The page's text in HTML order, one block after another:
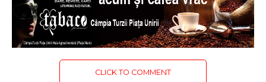
CLICK TO COMMENT